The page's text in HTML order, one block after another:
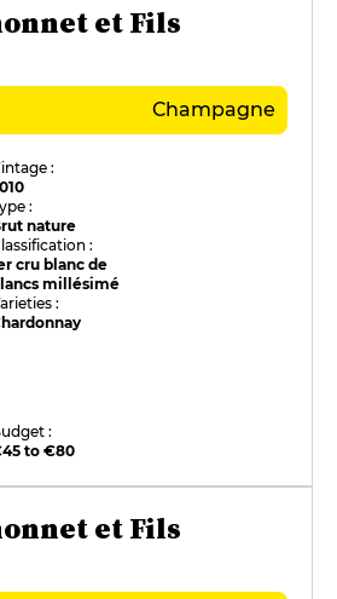
et Fils
Champagne
:
:
nature
:
cru blanc de
millésimé
:
:
to €80
et Fils